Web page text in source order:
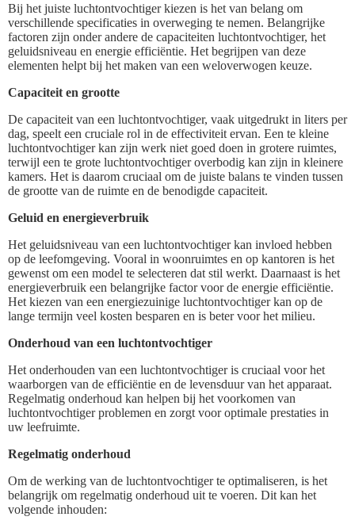
Bij het juiste luchtontvochtiger kiezen is het van belang om
verschillende specificaties in overweging te nemen. Belangrijke
factoren zijn onder andere de capaciteiten luchtontvochtiger, het
geluidsniveau en energie efficiëntie. Het begrijpen van deze
elementen helpt bij het maken van een weloverwogen keuze.
Capaciteit en grootte
De capaciteit van een luchtontvochtiger, vaak uitgedrukt in liters per
dag, speelt een cruciale rol in de effectiviteit ervan. Een te kleine
luchtontvochtiger kan zijn werk niet goed doen in grotere ruimtes,
terwijl een te grote luchtontvochtiger overbodig kan zijn in kleinere
kamers. Het is daarom cruciaal om de juiste balans te vinden tussen
de grootte van de ruimte en de benodigde capaciteit.
Geluid en energieverbruik
Het geluidsniveau van een luchtontvochtiger kan invloed hebben
op de leefomgeving. Vooral in woonruimtes en op kantoren is het
gewenst om een model te selecteren dat stil werkt. Daarnaast is het
energieverbruik een belangrijke factor voor de energie efficiëntie.
Het kiezen van een energiezuinige luchtontvochtiger kan op de
lange termijn veel kosten besparen en is beter voor het milieu.
Onderhoud van een luchtontvochtiger
Het onderhouden van een luchtontvochtiger is cruciaal voor het
waarborgen van de efficiëntie en de levensduur van het apparaat.
Regelmatig onderhoud kan helpen bij het voorkomen van
luchtontvochtiger problemen en zorgt voor optimale prestaties in
uw leefruimte.
Regelmatig onderhoud
Om de werking van de luchtontvochtiger te optimaliseren, is het
belangrijk om regelmatig onderhoud uit te voeren. Dit kan het
volgende inhouden: